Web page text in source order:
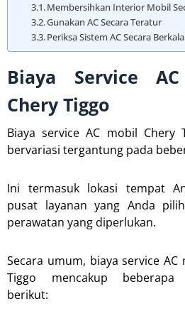
Membersihkan Interior Mobil
Gunakan AC Secara Teratur
Periksa Sistem AC Secara Berkala
Biaya Service
Chery Tiggo
Biaya service AC mobil Chery
bervariasi tergantung pada
Ini termasuk lokasi tempat
pusat layanan yang Anda
perawatan yang diperlukan.
Secara umum, biaya service AC
Tiggo mencakup beberapa
berikut: